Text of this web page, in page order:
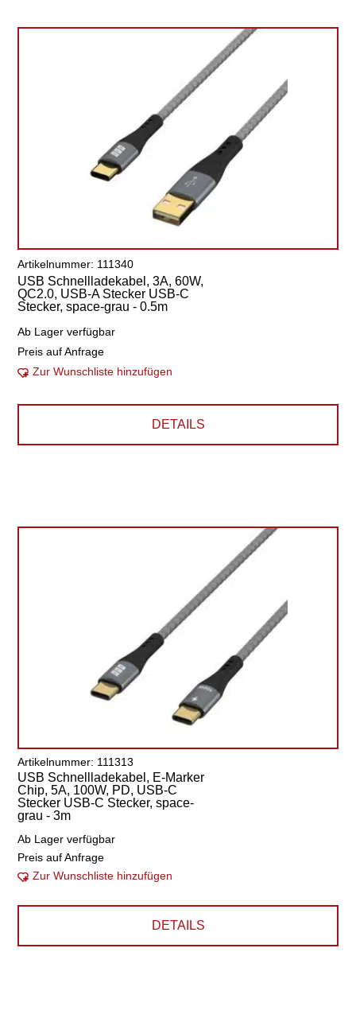
Artikelnummer: 111340
USB Schnellladekabel, 3A, 60W,
QC2.0, USB-A Stecker USB-C
Stecker, space-grau - 0.5m
Ab Lager verfügbar
Preis auf Anfrage
Zur Wunschliste hinzufügen
DETAILS
Artikelnummer: 111313
USB Schnellladekabel, E-Marker
Chip, 5A, 100W, PD, USB-C
Stecker USB-C Stecker, space-
grau - 3m
Ab Lager verfügbar
Preis auf Anfrage
Zur Wunschliste hinzufügen
DETAILS